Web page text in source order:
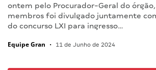
ontem pelo Procurador-Geral do
membros foi divulgado juntamente
do concurso LXI para ingresso…
Equipe Gran • 11 de Junho de 2024